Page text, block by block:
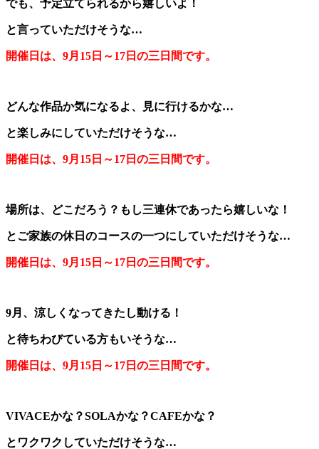
でも、予定立てられるから嬉しいよ！
と言っていただけそうな…
開催日は、9月15日～17日の三日間です。
どんな作品か気になるよ、見に行けるかな…
と楽しみにしていただけそうな…
開催日は、9月15日～17日の三日間です。
場所は、どこだろう？もし三連休であったら嬉しいな！
とご家族の休日のコースの一つにしていただけそうな…
開催日は、9月15日～17日の三日間です。
9月、涼しくなってきたし動ける！
と待ちわびている方もいそうな…
開催日は、9月15日～17日の三日間です。
VIVACEかな？SOLAかな？CAFEかな？
とワクワクしていただけそうな…